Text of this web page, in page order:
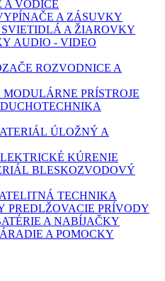
A VODIČE
A ZÁSUVKY
SVIETIDLÁ A ŽIAROVKY
AUDIO - VIDEO
ROZVODNICE A
MODULÁRNE PRÍSTROJE
ÚLOŽNÝ A
KÚRENIE
BLESKOZVODOVÝ
TECHNIKA
PREDLŽOVACIE PRÍVODY
A NABÍJAČKY
A POMOCKY